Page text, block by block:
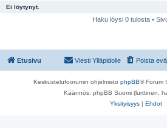
Ei löytynyt.
Haku löysi 0 tulosta •
Etusivu Poista
Viesti Ylläpidolle
Keskustelufoorumin ohjelmisto phpBB® Forum
Käännös: phpBB Suomi (lurttinen,
Yksityisyys | Ehdot